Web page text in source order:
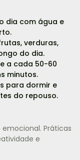
dia com água e
verduras,
do dia.
a cada 50-60
minutos.
para dormir e
do repouso.
emocional. Práticas
e